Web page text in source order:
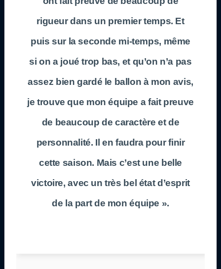
rigueur dans un premier temps. Et
puis sur la seconde mi-temps, même
si on a joué trop bas, et qu’on n’a pas
assez bien gardé le ballon à mon avis,
je trouve que mon équipe a fait preuve
de beaucoup de caractère et de
personnalité. Il en faudra pour finir
cette saison. Mais c’est une belle
victoire, avec un très bel état d’esprit
de la part de mon équipe ».